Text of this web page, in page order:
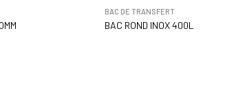
BAC DE TRANSFERT
BAC ROND INOX 400L